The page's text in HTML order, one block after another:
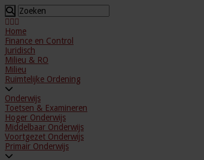
Home
Finance en Control
Juridisch
Milieu & RO
Milieu
Ruimtelijke Ordening
Onderwijs
Toetsen & Examineren
Hoger Onderwijs
Middelbaar Onderwijs
Voortgezet Onderwijs
Primair Onderwijs